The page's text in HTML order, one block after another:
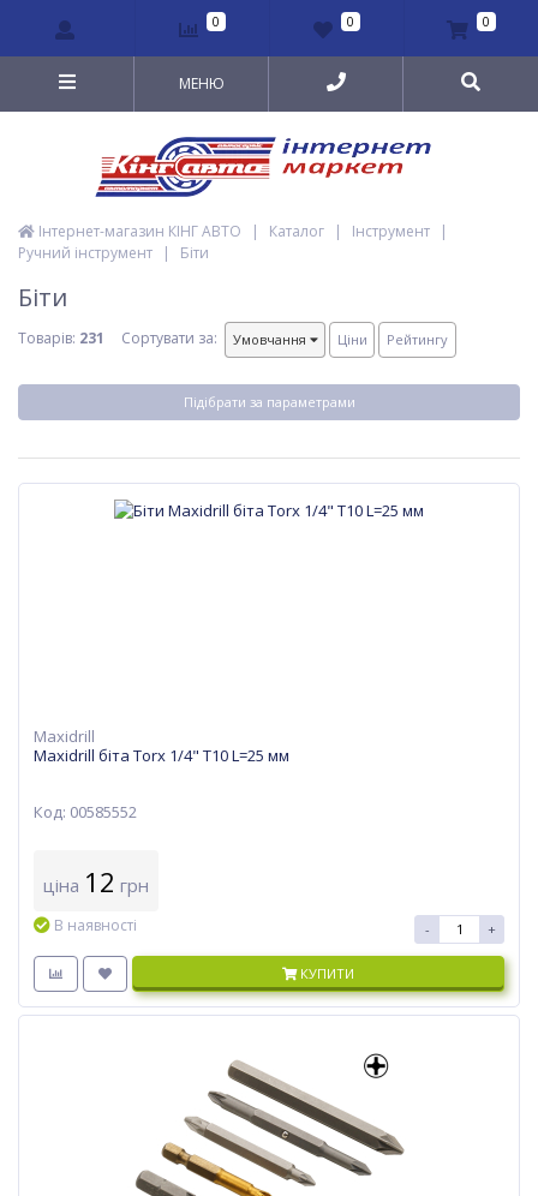
0 0 0
МЕНЮ
Інтернет-магазин КІНГ АВТО | Каталог | Інструмент
|
Ручний інструмент
| Біти
Біти
Товарів: 231 Сортувати за: Умовчання Ціни Рейтингу
Підібрати за параметрами
Maxidrill
Maxidrill біта Torx 1/4" T10 L=25 мм
Код: 00585552
ціна 12 грн
В наявності - +
КУПИТИ